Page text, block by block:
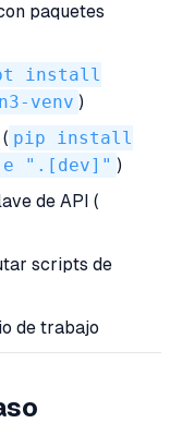
paquetes
install
venv )
pip install
".[dev]" )
de API (
scripts de
de trabajo